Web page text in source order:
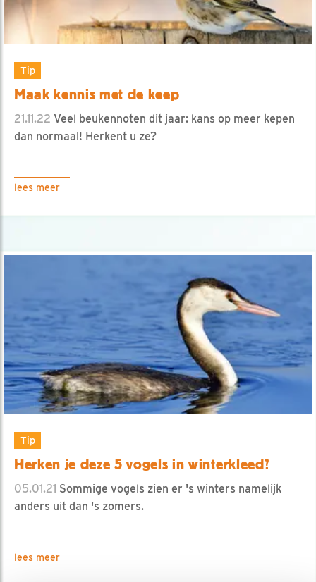
Tip
Maak kennis met de keep
21.11.22 Veel beukennoten dit jaar: kans op meer kepen
dan normaal! Herkent u ze?
lees meer
Tip
Herken je deze 5 vogels in winterkleed?
05.01.21 Sommige vogels zien er 's winters namelijk
anders uit dan 's zomers.
lees meer